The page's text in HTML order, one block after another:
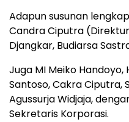
Adapun susunan
Candra Ciputra
Djangkar, Budiarsa
Juga MI Meiko Handoyo,
Santoso, Cakra Ciputra,
Agussurja Widjaja,
Sekretaris Korporasi.